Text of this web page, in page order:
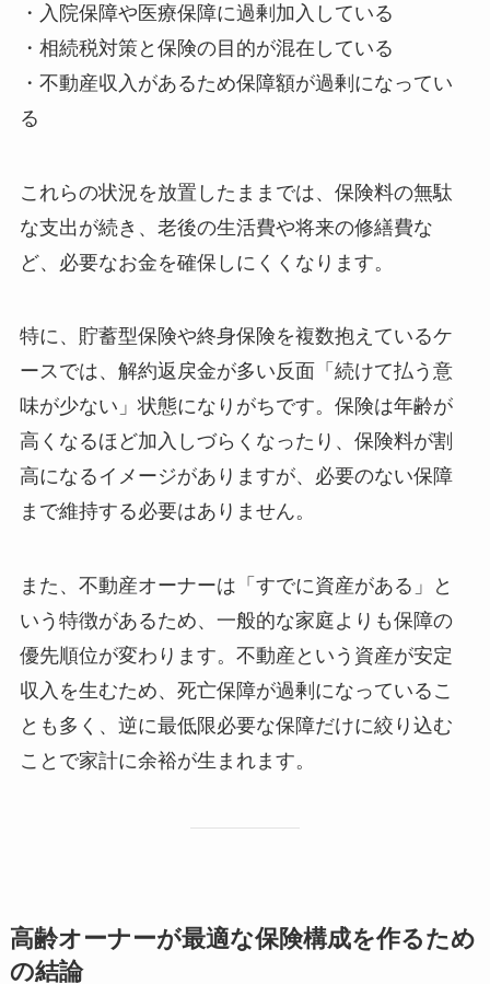
・入院保障や医療保障に過剰加入している
・相続税対策と保険の目的が混在している
・不動産収入があるため保障額が過剰になってい
る
これらの状況を放置したままでは、保険料の無駄
な支出が続き、老後の生活費や将来の修繕費な
ど、必要なお金を確保しにくくなります。
特に、貯蓄型保険や終身保険を複数抱えているケ
ースでは、解約返戻金が多い反面「続けて払う意
味が少ない」状態になりがちです。保険は年齢が
高くなるほど加入しづらくなったり、保険料が割
高になるイメージがありますが、必要のない保障
まで維持する必要はありません。
また、不動産オーナーは「すでに資産がある」と
いう特徴があるため、一般的な家庭よりも保障の
優先順位が変わります。不動産という資産が安定
収入を生むため、死亡保障が過剰になっているこ
とも多く、逆に最低限必要な保障だけに絞り込む
ことで家計に余裕が生まれます。
高齢オーナーが最適な保険構成を作るため
の結論